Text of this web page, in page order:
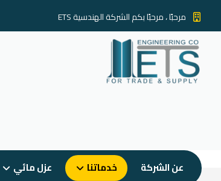
مرحبًا ، مرحبًا بكم الشركة الهندسية ETS
عن الشركة خدماتنا عزل مائي